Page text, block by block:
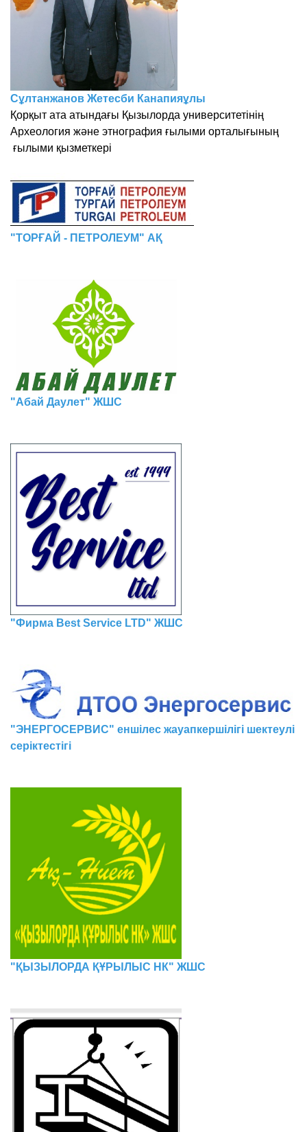
Сұлтанжанов Жетесби Канапияұлы
Қорқыт ата атындағы Қызылорда университетінің
Археология және этнография ғылыми орталығының
ғылыми қызметкері
"ТОРҒАЙ - ПЕТРОЛЕУМ" АҚ
"Абай Даулет" ЖШС
"Фирма Best Service LTD" ЖШС
"ЭНЕРГОСЕРВИС" еншілес жауапкершілігі шектеулі
серіктестігі
"ҚЫЗЫЛОРДА ҚҰРЫЛЫС НК" ЖШС